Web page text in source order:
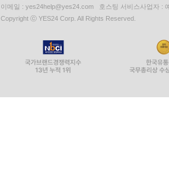
이메일 : yes24help@yes24.com 호스팅 서비스사업자 :
Copyright ⓒ YES24 Corp. All Rights Reserved.